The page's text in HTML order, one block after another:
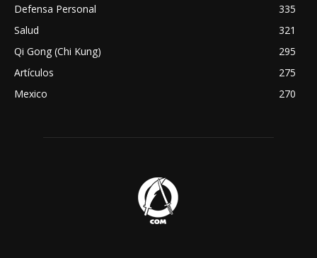
Defensa Personal
335
Salud
321
Qi Gong (Chi Kung)
295
Artículos
275
Mexico
270